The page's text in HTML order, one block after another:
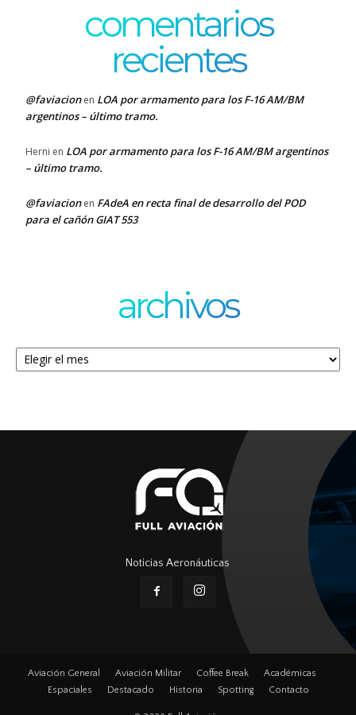
comentarios
recientes
@faviacionen LOA por armamento para los F-16 AM/BM
argentinos – último tramo.
Herni en LOA por armamento para los F-16 AM/BM argentinos
– último tramo.
@faviacionen FAdeA en recta final de desarrollo del POD
para el cañón GIAT 553
archivos
Archivos
Noticias Aeronáuticas
Aviación General Aviación Militar Coffee Break
Académicas
Espaciales
Destacado Historia Spotting Contacto